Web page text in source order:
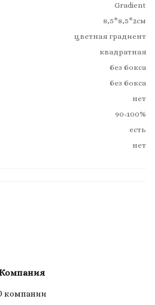
Gradient
8,5*8,5*2см
цветная градиент
квадратная
без бокса
без бокса
нет
90-100%
есть
нет
компании